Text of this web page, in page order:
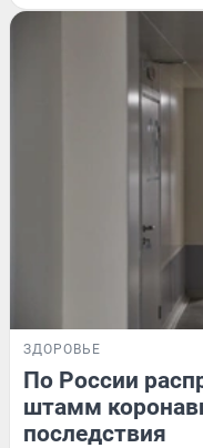
ЗДОРОВЬЕ
По России
штамм
последствия